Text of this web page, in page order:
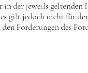
in der jeweils geltenden
gilt jedoch nicht für
Forderungen des